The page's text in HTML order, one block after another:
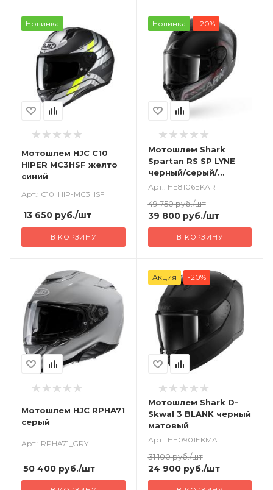
Новинка
Мотошлем HJC C10
HIPER MC3HSF желто
синий
Арт.: C10_HIP-MC3HSF
13 650 руб./шт
В КОРЗИНУ
Новинка -20%
Мотошлем Shark
Spartan RS SP LYNE
черный/серый/
красный
Арт.: HE8106EKAR
49 750руб./шт
39 800руб./шт
В КОРЗИНУ
Мотошлем HJC RPHA71
серый
Арт.: RPHA71_GRY
50 400 руб./шт
Акция -20%
Мотошлем Shark D-
Skwal 3 BLANK черный
матовый
Арт.: HE0901EKMA
31 100руб./шт
24 900руб./шт